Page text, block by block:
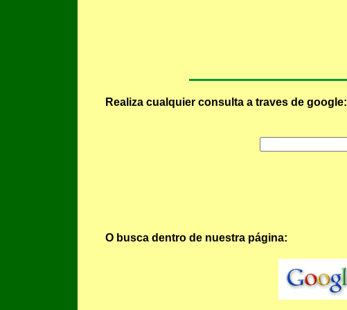
Realiza cualquier consulta a traves de google:
O busca dentro de nuestra página: